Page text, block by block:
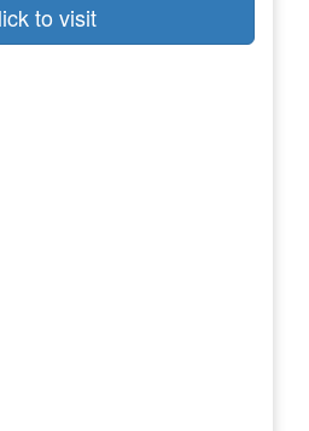
to visit